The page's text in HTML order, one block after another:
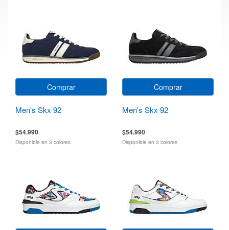
Comprar
Men's Skx 92
$54.990
Disponible en 3 colores
Comprar
Men's Skx 92
$54.990
Disponible en 3 colores